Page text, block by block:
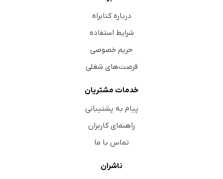
درباره کتابراه
شرایط استفاده
حریم خصوصی
فرصت‌های شغلی
خدمات مشتریان
پیام به پشتیبانی
راهنمای کاربران
تماس با ما
ناشران